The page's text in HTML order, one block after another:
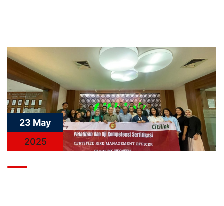
23 May
2025